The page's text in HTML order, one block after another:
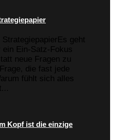
geht
ein Ein-Satz-Fokus
neue Fragen zu
die fast jede
fühlt sich alles
Kopf ist die einzige